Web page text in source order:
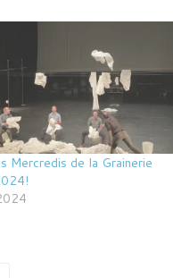
Mercredis de la Grainerie